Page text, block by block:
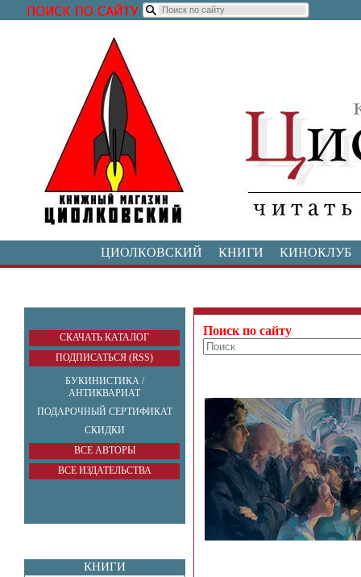
ЦИОЛКОВСКИЙ КНИГИ КИНОКЛУБ
СКАЧАТЬ КАТАЛОГ
ПОДПИСАТЬСЯ (RSS)
БУКИНИСТИКА /
АНТИКВАРИАТ
ПОДАРОЧНЫЙ СЕРТИФИКАТ
СКИДКИ
ВСЕ АВТОРЫ
ВСЕ ИЗДАТЕЛЬСТВА
КНИГИ
Поиск по сайту